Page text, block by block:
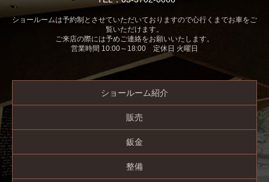
ショールームは予約制とさせていただいておりますので心行くまでお車をご
覧いただけます。
ご来店の際には予めご連絡をお願いいたします。
営業時間 10:00～18:00 定休日 火曜日
ショールーム紹介
販売
鈑金
整備